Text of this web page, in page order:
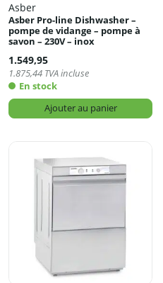
Asber
Asber Pro-line Dishwasher –
pompe de vidange – pompe à
savon – 230V – inox
1.549,95
1.875,44 TVA incluse
En stock
Ajouter au panier